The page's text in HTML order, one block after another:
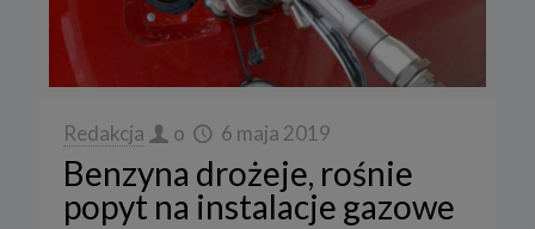
Redakcja o 6 maja 2019
Benzyna drożeje, rośnie
popyt na instalacje gazowe